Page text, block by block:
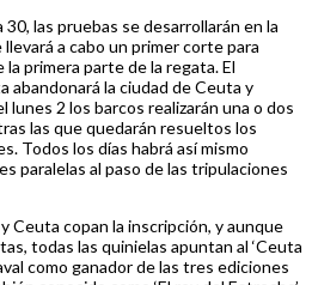
las pruebas se desarrollarán en la
a cabo un primer corte para
primera parte de la regata. El
abandonará la ciudad de Ceuta y
lunes 2 los barcos realizarán una o dos
las que quedarán resueltos los
Todos los días habrá así mismo
paralelas al paso de las tripulaciones
Ceuta copan la inscripción, y aunque
todas las quinielas apuntan al ‘Ceuta
como ganador de las tres ediciones